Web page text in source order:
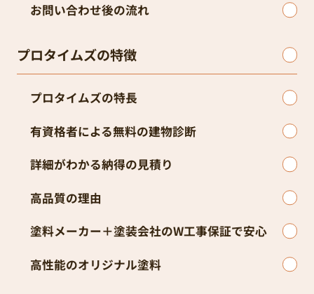
お問い合わせ後の流れ
プロタイムズの特徴
プロタイムズの特長
有資格者による無料の建物診断
詳細がわかる納得の見積り
高品質の理由
塗料メーカー＋塗装会社のW工事保証で安心
高性能のオリジナル塗料